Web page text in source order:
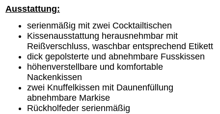
Ausstattung:
serienmäßig mit zwei Cocktailtischen
Kissenausstattung herausnehmbar mit
Reißverschluss, waschbar entsprechend Etikett
dick gepolsterte und abnehmbare Fusskissen
höhenverstellbare und komfortable
Nackenkissen
zwei Knuffelkissen mit Daunenfüllung
abnehmbare Markise
Rückholfeder serienmäßig